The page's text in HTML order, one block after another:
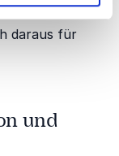
daraus für
und